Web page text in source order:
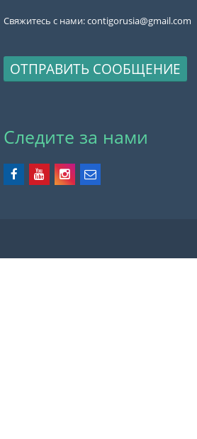
Свяжитесь с нами:contigorusia@gmail.com
ОТПРАВИТЬ СООБЩЕНИЕ
Следите за нами